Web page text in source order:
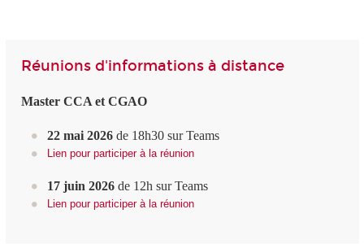
Réunions d'informations à distance
Master CCA et CGAO
22 mai 2026 de 18h30 sur Teams
Lien pour participer à la réunion
17 juin 2026 de 12h sur Teams
Lien pour participer à la réunion